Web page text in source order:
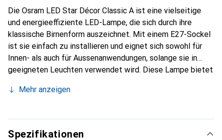
Die Osram LED Star Décor Classic A ist eine vielseitige
und energieeffiziente LED-Lampe, die sich durch ihre
klassische Birnenform auszeichnet. Mit einem E27-Sockel
ist sie einfach zu installieren und eignet sich sowohl für
Innen- als auch für Aussenanwendungen, solange sie in
geeigneten Leuchten verwendet wird. Diese Lampe bietet
Lichtausbeute von bis zu 235 Lumen, was sie ideal für die
Umgebungen macht, wie zum Beispiel in Terrassen,
Biergärten oder Gaststätten. Die LED-Technologie sorgt
Mehr anzeigen
Spezifikationen